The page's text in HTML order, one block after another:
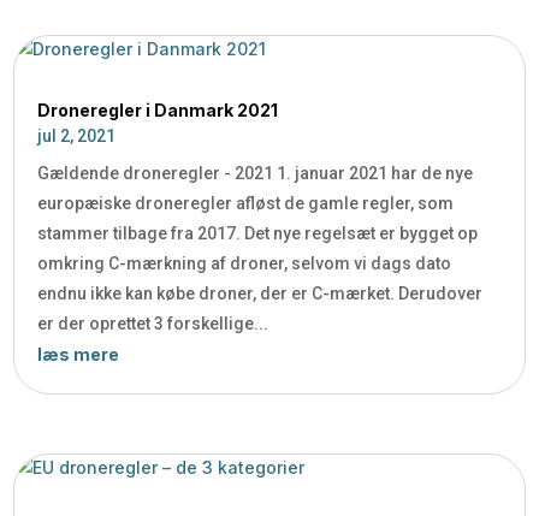
Droneregler i Danmark 2021
jul 2, 2021
Gældende droneregler - 2021 1. januar 2021 har de nye
europæiske droneregler afløst de gamle regler, som
stammer tilbage fra 2017. Det nye regelsæt er bygget op
omkring C-mærkning af droner, selvom vi dags dato
endnu ikke kan købe droner, der er C-mærket. Derudover
er der oprettet 3 forskellige...
læs mere